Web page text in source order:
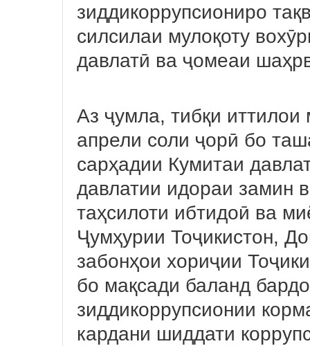
зиддикоррупсиониро
силсилаи мулоқоту
давлатӣ ва ҷомеаи
Аз ҷумла, тибқи иттилои
апрели соли ҷорӣ бо
сарҳадии Кумитаи
давлатии идораи замин
таҳсилоти ибтидоӣ ва
Ҷумҳурии Тоҷикистон,
забонҳои хориҷии
бо мақсади баланд
зиддикоррупсионии
кардани шиддати